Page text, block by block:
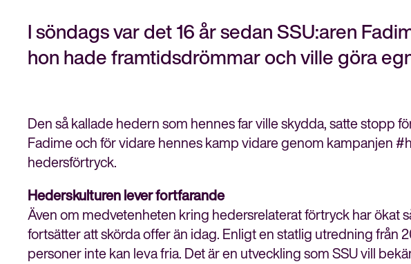
I söndags var det 16 år sedan SSU:aren
hon hade framtidsdrömmar och ville göra
Den så kallade hedern som hennes far ville skydda, satte stopp
Fadime och för vidare hennes kamp vidare genom kampanjen
hedersförtryck.
Hederskulturen lever fortfarande
Även om medvetenheten kring hedersrelaterat förtryck har ökat
fortsätter att skörda offer än idag. Enligt en statlig utredning från
personer inte kan leva fria. Det är en utveckling som SSU vill